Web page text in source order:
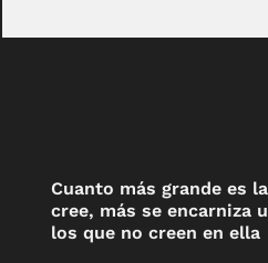
Cuanto más grande es
cree, más se encarniza
los que no creen en ella